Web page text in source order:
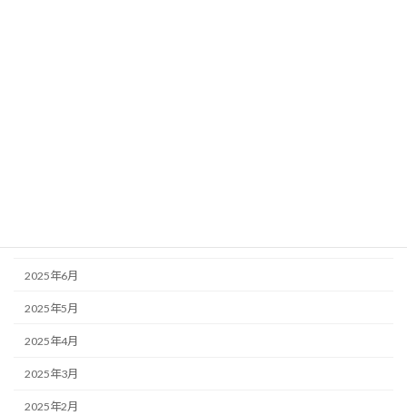
2025年6月
2025年5月
2025年4月
2025年3月
2025年2月